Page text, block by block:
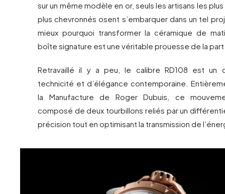
sur un même modèle en or, seuls les artisans les
plus chevronnés osent s’embarquer dans un tel
mieux pourquoi transformer la céramique de
boîte signature est une véritable prouesse de la
Retravaillé il y a peu, le calibre RD108 est un
technicité et d’élégance contemporaine.
la Manufacture de Roger Dubuis, ce
composé de deux tourbillons reliés par un
précision tout en optimisant la transmission de